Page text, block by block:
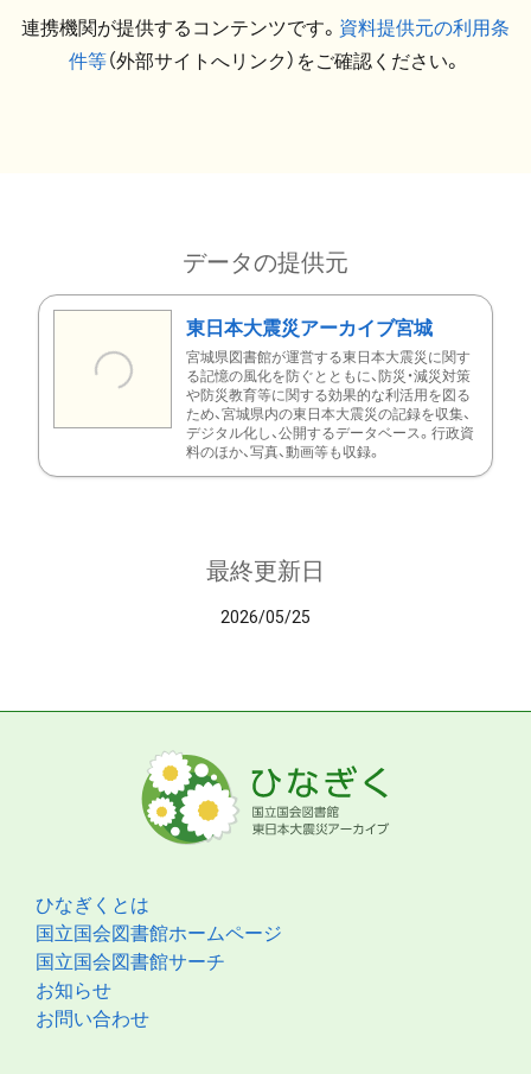
連携機関が提供するコンテンツです。 資料提供元の利用条
件等（外部サイトへリンク）をご確認ください。
データの提供元
東日本大震災アーカイブ宮城
宮城県図書館が運営する東日本大震災に関す
る記憶の風化を防ぐとともに、防災・減災対策
や防災教育等に関する効果的な利活用を図る
ため、宮城県内の東日本大震災の記録を収集、
デジタル化し、公開するデータベース。行政資
料のほか、写真、動画等も収録。
最終更新日
2026/05/25
ひなぎくとは
国立国会図書館ホームページ
国立国会図書館サーチ
お知らせ
お問い合わせ